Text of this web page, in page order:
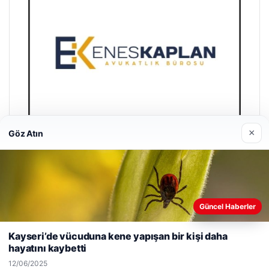
Enes Kaplan Avukatlık Bürosu
Web sitemizi nasıl kullandığınızı daha iyi anlayabilmek,
kullanıyoruz.Çerez Politikamız
Göz Atın ×
Güncel Haberler
Kayseri’de vücuduna kene yapışan bir kişi daha
hayatını kaybetti
12/06/2025